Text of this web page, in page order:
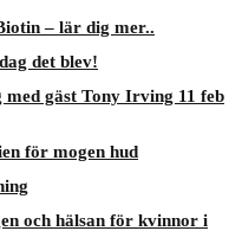
– lär dig mer..
det blev!
gäst Tony Irving 11 feb
för mogen hud
och hälsan för kvinnor i